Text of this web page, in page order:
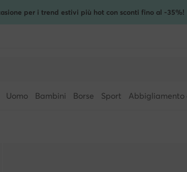
per i trend estivi più hot con sconti fino al -35%!
Uomo Bambini Borse Sport Abbigliamento